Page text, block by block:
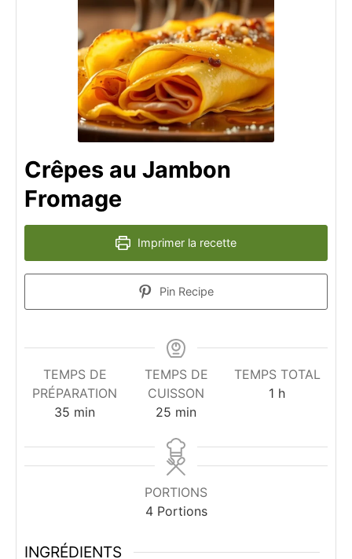
Crêpes au Jambon
Fromage
Imprimer la recette
Pin Recipe
TEMPS DE
PRÉPARATION
35 minutes
min
TEMPS DE
CUISSON
25 minutes
min
TEMPS TOTAL
1 heure
h
PORTIONS
4 Portions
INGRÉDIENTS